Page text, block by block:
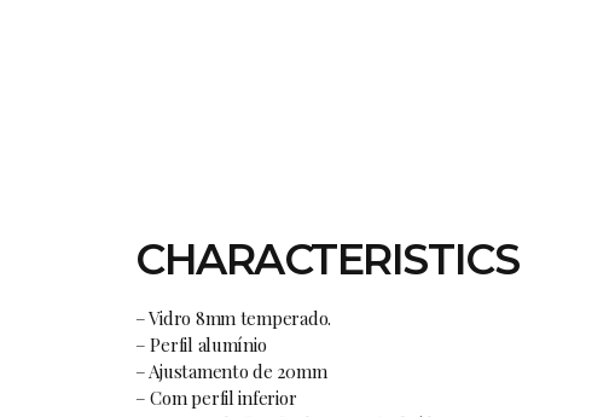
CHARACTERISTICS
– Vidro 8mm temperado.
– Perfil alumínio
– Ajustamento de 20mm
– Com perfil inferior